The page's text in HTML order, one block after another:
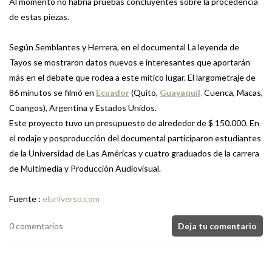
de estas piezas.
Según Semblantes y Herrera, en el documental La leyenda de
Tayos se mostraron datos nuevos e interesantes que aportarán
más en el debate que rodea a este mítico lugar. El largometraje de
86 minutos se filmó en Ecuador(Quito, Guayaquil,Cuenca, Macas,
Coangos), Argentina y Estados Unidos.
Este proyecto tuvo un presupuesto de alrededor de $ 150.000. En
el rodaje y posproducción del documental participaron estudiantes
de la Universidad de Las Américas y cuatro graduados de la carrera
de Multimedia y Producción Audiovisual.
Fuente : eluniverso.com
0 comentarios Deja tu comentario